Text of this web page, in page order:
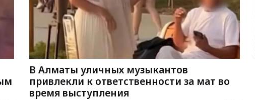
В Алматы уличных музыкантов
привлекли к ответственности за мат во
время выступления